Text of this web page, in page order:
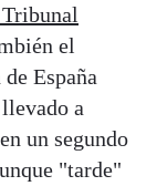
el
España
a
un segundo
"tarde"